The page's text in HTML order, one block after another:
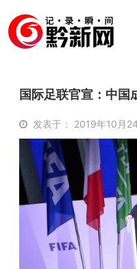
国际足联官宣：中国
发表于： 2019年10月